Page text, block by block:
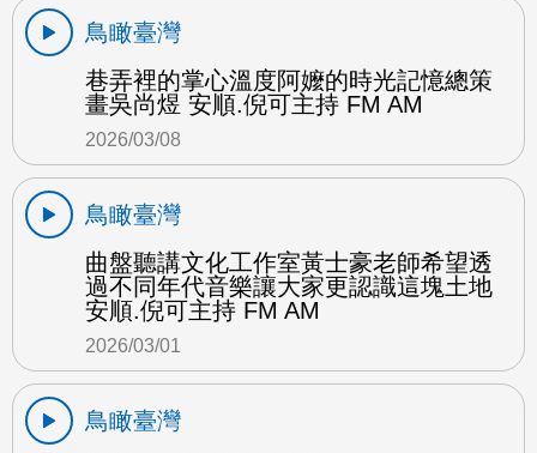
鳥瞰臺灣
巷弄裡的掌心溫度阿嬤的時光記憶總策
畫吳尚煜 安順.倪可主持 FM AM
2026/03/08
鳥瞰臺灣
曲盤聽講文化工作室黃士豪老師希望透
過不同年代音樂讓大家更認識這塊土地
安順.倪可主持 FM AM
2026/03/01
鳥瞰臺灣